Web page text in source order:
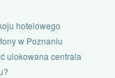
hotelowego
w Poznaniu
ulokowana centrala